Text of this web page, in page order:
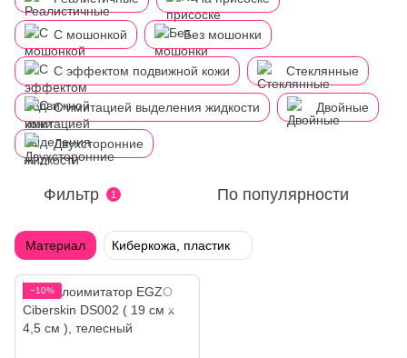
С мошонкой Без мошонки
С эффектом подвижной кожи Стеклянные
С имитацией выделения жидкости Двойные
Двухсторонние
Фильтр 1 По популярности
Материал Киберкожа, пластик
−10%